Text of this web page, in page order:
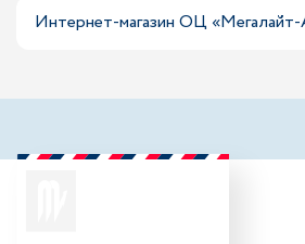
Интернет-магазин ОЦ